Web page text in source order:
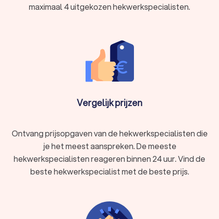
Schutting of tuinhek:een omheining gemaakt van hout
een hekwerk van (metaaldraad)gaas als
eenvoudige en goedkope oplossing om je tuin of terrein
een stevig en duurzaam hekwerk dat
vaak wordt gebruikt voor bedrijfsterreinen.
voor tuinen en balkons, vaak gemaakt van smeedijzer.
Toegangs- of inrijpoort:een hekwerk als poort die
toegang geeft tot een terrein of tuin.
Hoe vind je de juiste hekwerkspecialist in
Het vinden van de juiste hekwerkspecialist in Leiderdorp kan
een uitdaging zijn. Daarom geven we je graag een aantal tips:
maximaal 4 uitgekozen hekwerkspecialisten.
Vergelijk prijzen
Ontvang prijsopgaven van de hekwerkspecialisten die
je het meest aanspreken. De meeste
hekwerkspecialisten reageren binnen 24 uur. Vind de
beste hekwerkspecialist met de beste prijs.